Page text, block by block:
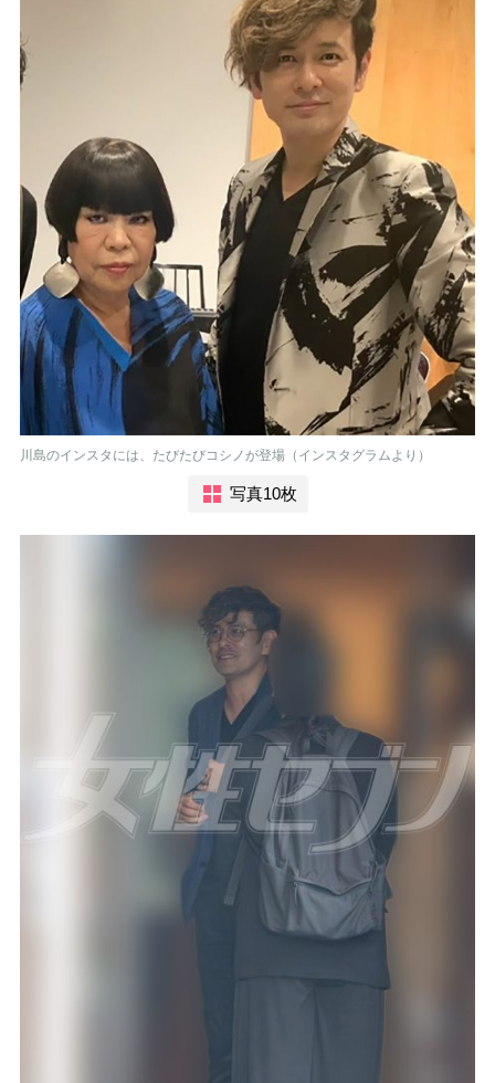
川島のインスタには、たびたびコシノが登場（インスタグラムより）
写真10枚